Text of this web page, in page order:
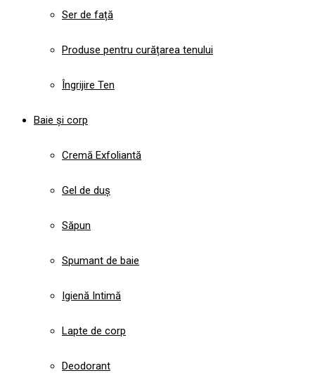
Ser de față
Produse pentru curățarea tenului
Îngrijire Ten
Baie și corp
Cremă Exfoliantă
Gel de duș
Săpun
Spumant de baie
Igienă Intimă
Lapte de corp
Deodorant